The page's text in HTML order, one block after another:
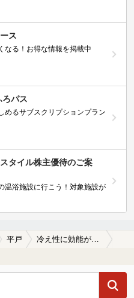
ス
なる！お得な情報を掲載中
ろパス
めるサブスクリプションプラン
タイル株主優待のご案
温浴施設に行こう！対象施設が
平戸 冷え性に効能がある平戸の温泉、日帰り温泉、スーパー銭湯おすすめ